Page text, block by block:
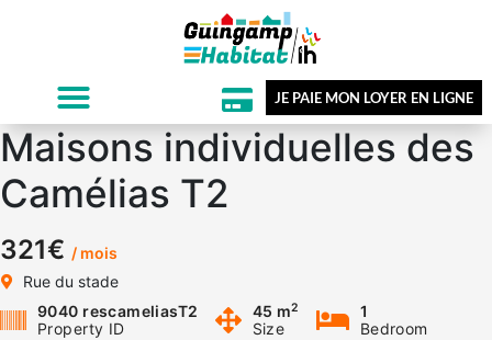
JE PAIE MON LOYER EN LIGNE
Maisons individuelles des
Camélias T2
321€ / mois
Rue du stade
9040 rescameliasT2
Property ID
45 m2
Size
1
Bedroom